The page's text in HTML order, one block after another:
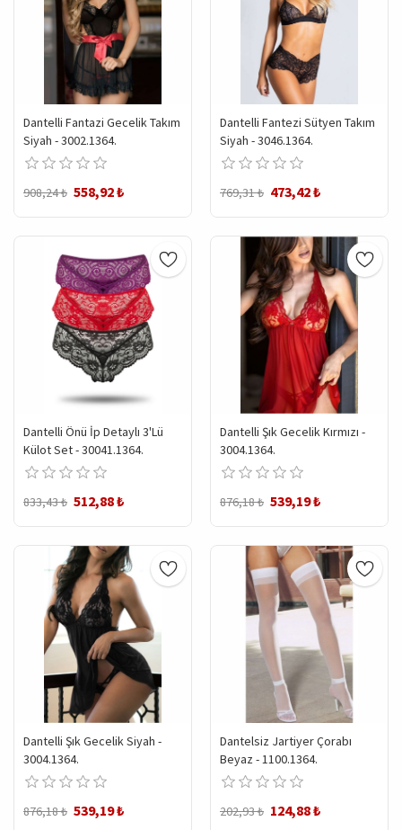
Dantelli Fantazi Gecelik Takım
Siyah - 3002.1364.
908,24 ₺ 558,92 ₺
Dantelli Fantezi Sütyen Takım
Siyah - 3046.1364.
769,31 ₺ 473,42 ₺
Dantelli Önü İp Detaylı 3'lü
Külot Set - 30041.1364.
833,43 ₺ 512,88 ₺
Dantelli Şık Gecelik Kırmızı -
3004.1364.
876,18 ₺ 539,19 ₺
Dantelli Şık Gecelik Siyah -
3004.1364.
876,18 ₺ 539,19 ₺
Dantelsiz Jartiyer Çorabı
Beyaz - 1100.1364.
202,93 ₺ 124,88 ₺